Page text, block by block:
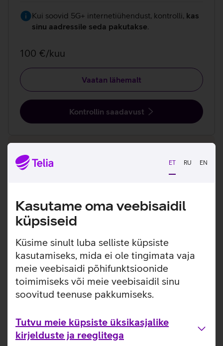
ET RU EN
Kasutame oma veebisaidil
küpsiseid
Küsime sinult luba selliste küpsiste
kasutamiseks, mida ei ole tingimata vaja
meie veebisaidi põhifunktsioonide
toimimiseks või meie veebisaidil sinu
soovitud teenuse pakkumiseks.
Tutvu meie küpsiste üksikasjalike
kirjelduste ja reeglitega
Kui soovid 5G+ internetiühendust, kontrolli, kas
sinu aadressile seda pakutakse.
100 €/kuu
Vaatan lähemalt
Kontrollin saadavust
Mobiil Piiramatu 5G+
Piiramatult
5000 min / 2000 sõnumit
Kiire ja sujuv ühendus on ka võrgu
tippkoormuse ajal tagatud
Sisaldab teenustTurvavõrk Mobiil
55 €/kuu + km